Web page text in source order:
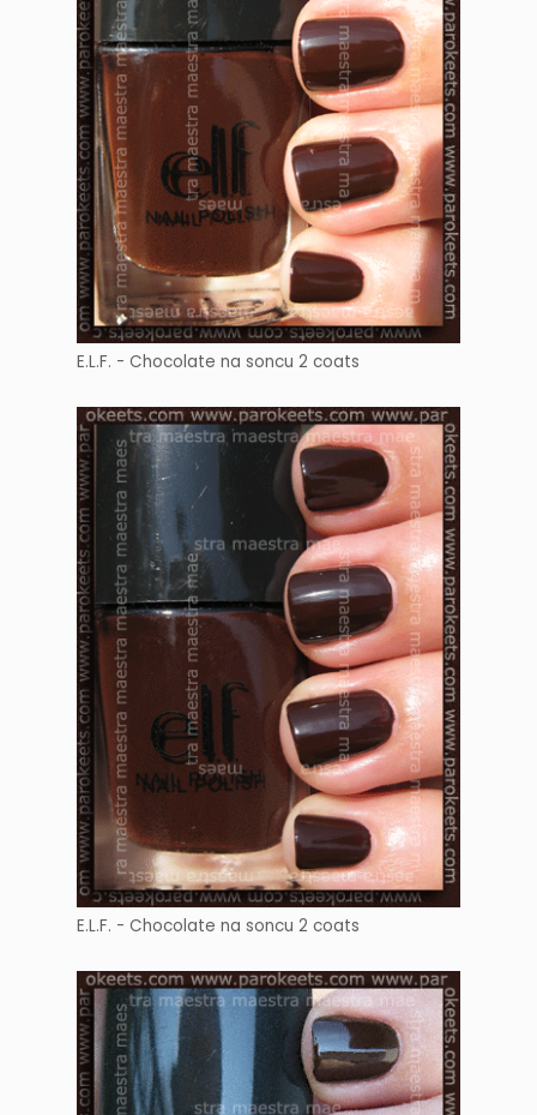
E.L.F. - Chocolate na soncu 2 coats
E.L.F. - Chocolate na soncu 2 coats